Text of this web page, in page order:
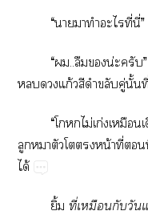
“​​​​​ี่​ี่”
“​..​น่
​​ก้​​​ู่​ั้
“​​ไม่​ก่
​​​​​น้​ี่​
ได้
ิ้ ี่​